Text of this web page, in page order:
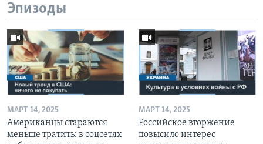
Эпизоды
МАРТ 14, 2025
Американцы стараются
меньше тратить: в соцсетях
МАРТ 14, 2025
Российское вторжение
повысило интерес